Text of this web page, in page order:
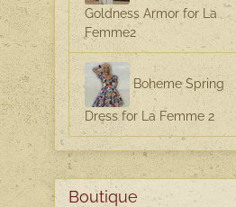
Goldness Armor for La
Femme2
Boheme Spring
Dress for La Femme 2
Boutique